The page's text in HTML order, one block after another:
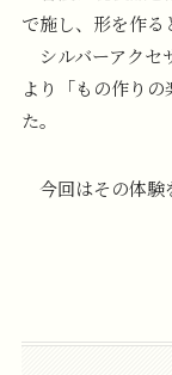
で施し、形を作る
シルバーアクセ
より「もの作り
た。
今回はその体験